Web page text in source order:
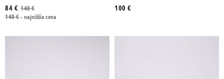
140 €
84 €
140 €-najnižšia cena
100 €